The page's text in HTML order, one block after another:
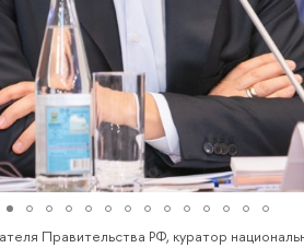
Правительства РФ, куратор